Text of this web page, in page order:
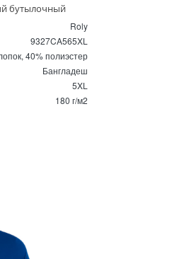
бутылочный
Roly
9327CA565XL
40% полиэстер
Бангладеш
5XL
180 г/м2